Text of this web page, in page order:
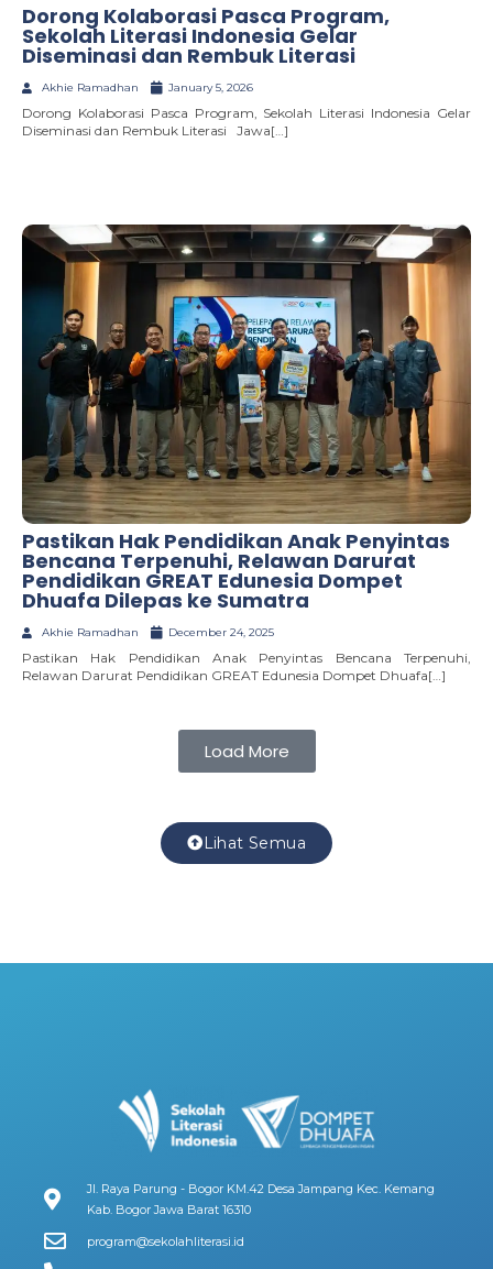
Dorong Kolaborasi Pasca Program,
Sekolah Literasi Indonesia Gelar
Diseminasi dan Rembuk Literasi
Akhie Ramadhan January 5, 2026
Dorong Kolaborasi Pasca Program, Sekolah Literasi Indonesia Gelar
Diseminasi dan Rembuk Literasi Jawa[…]
Pastikan Hak Pendidikan Anak Penyintas
Bencana Terpenuhi, Relawan Darurat
Pendidikan GREAT Edunesia Dompet
Dhuafa Dilepas ke Sumatra
Akhie Ramadhan December 24, 2025
Pastikan Hak Pendidikan Anak Penyintas Bencana Terpenuhi,
Relawan Darurat Pendidikan GREAT Edunesia Dompet Dhuafa[…]
Load More
Lihat Semua
Jl. Raya Parung - Bogor KM.42 Desa Jampang Kec. Kemang
Kab. Bogor Jawa Barat 16310
program@sekolahliterasi.id